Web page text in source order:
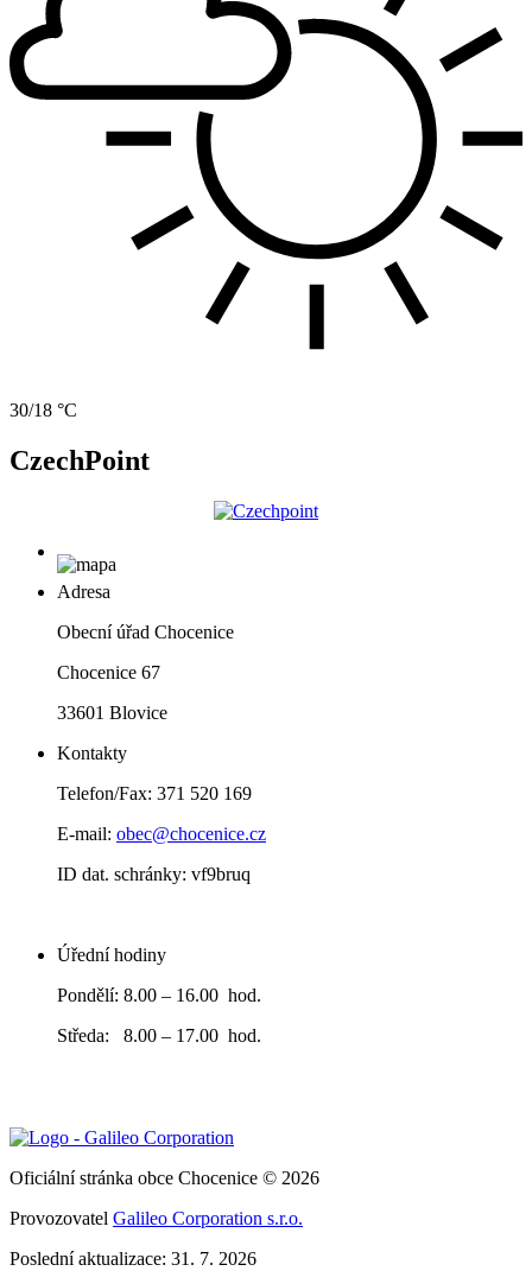
30/18 °C
CzechPoint
Adresa
Obecní úřad Chocenice
Chocenice 67
33601 Blovice
Kontakty
Telefon/Fax: 371 520 169
E-mail: obec@chocenice.cz
ID dat. schránky: vf9bruq
Úřední hodiny
Pondělí: 8.00 – 16.00 hod.
Středa: 8.00 – 17.00 hod.
Oficiální stránka obce Chocenice © 2026
Provozovatel Galileo Corporation s.r.o.
Poslední aktualizace: 31. 7. 2026